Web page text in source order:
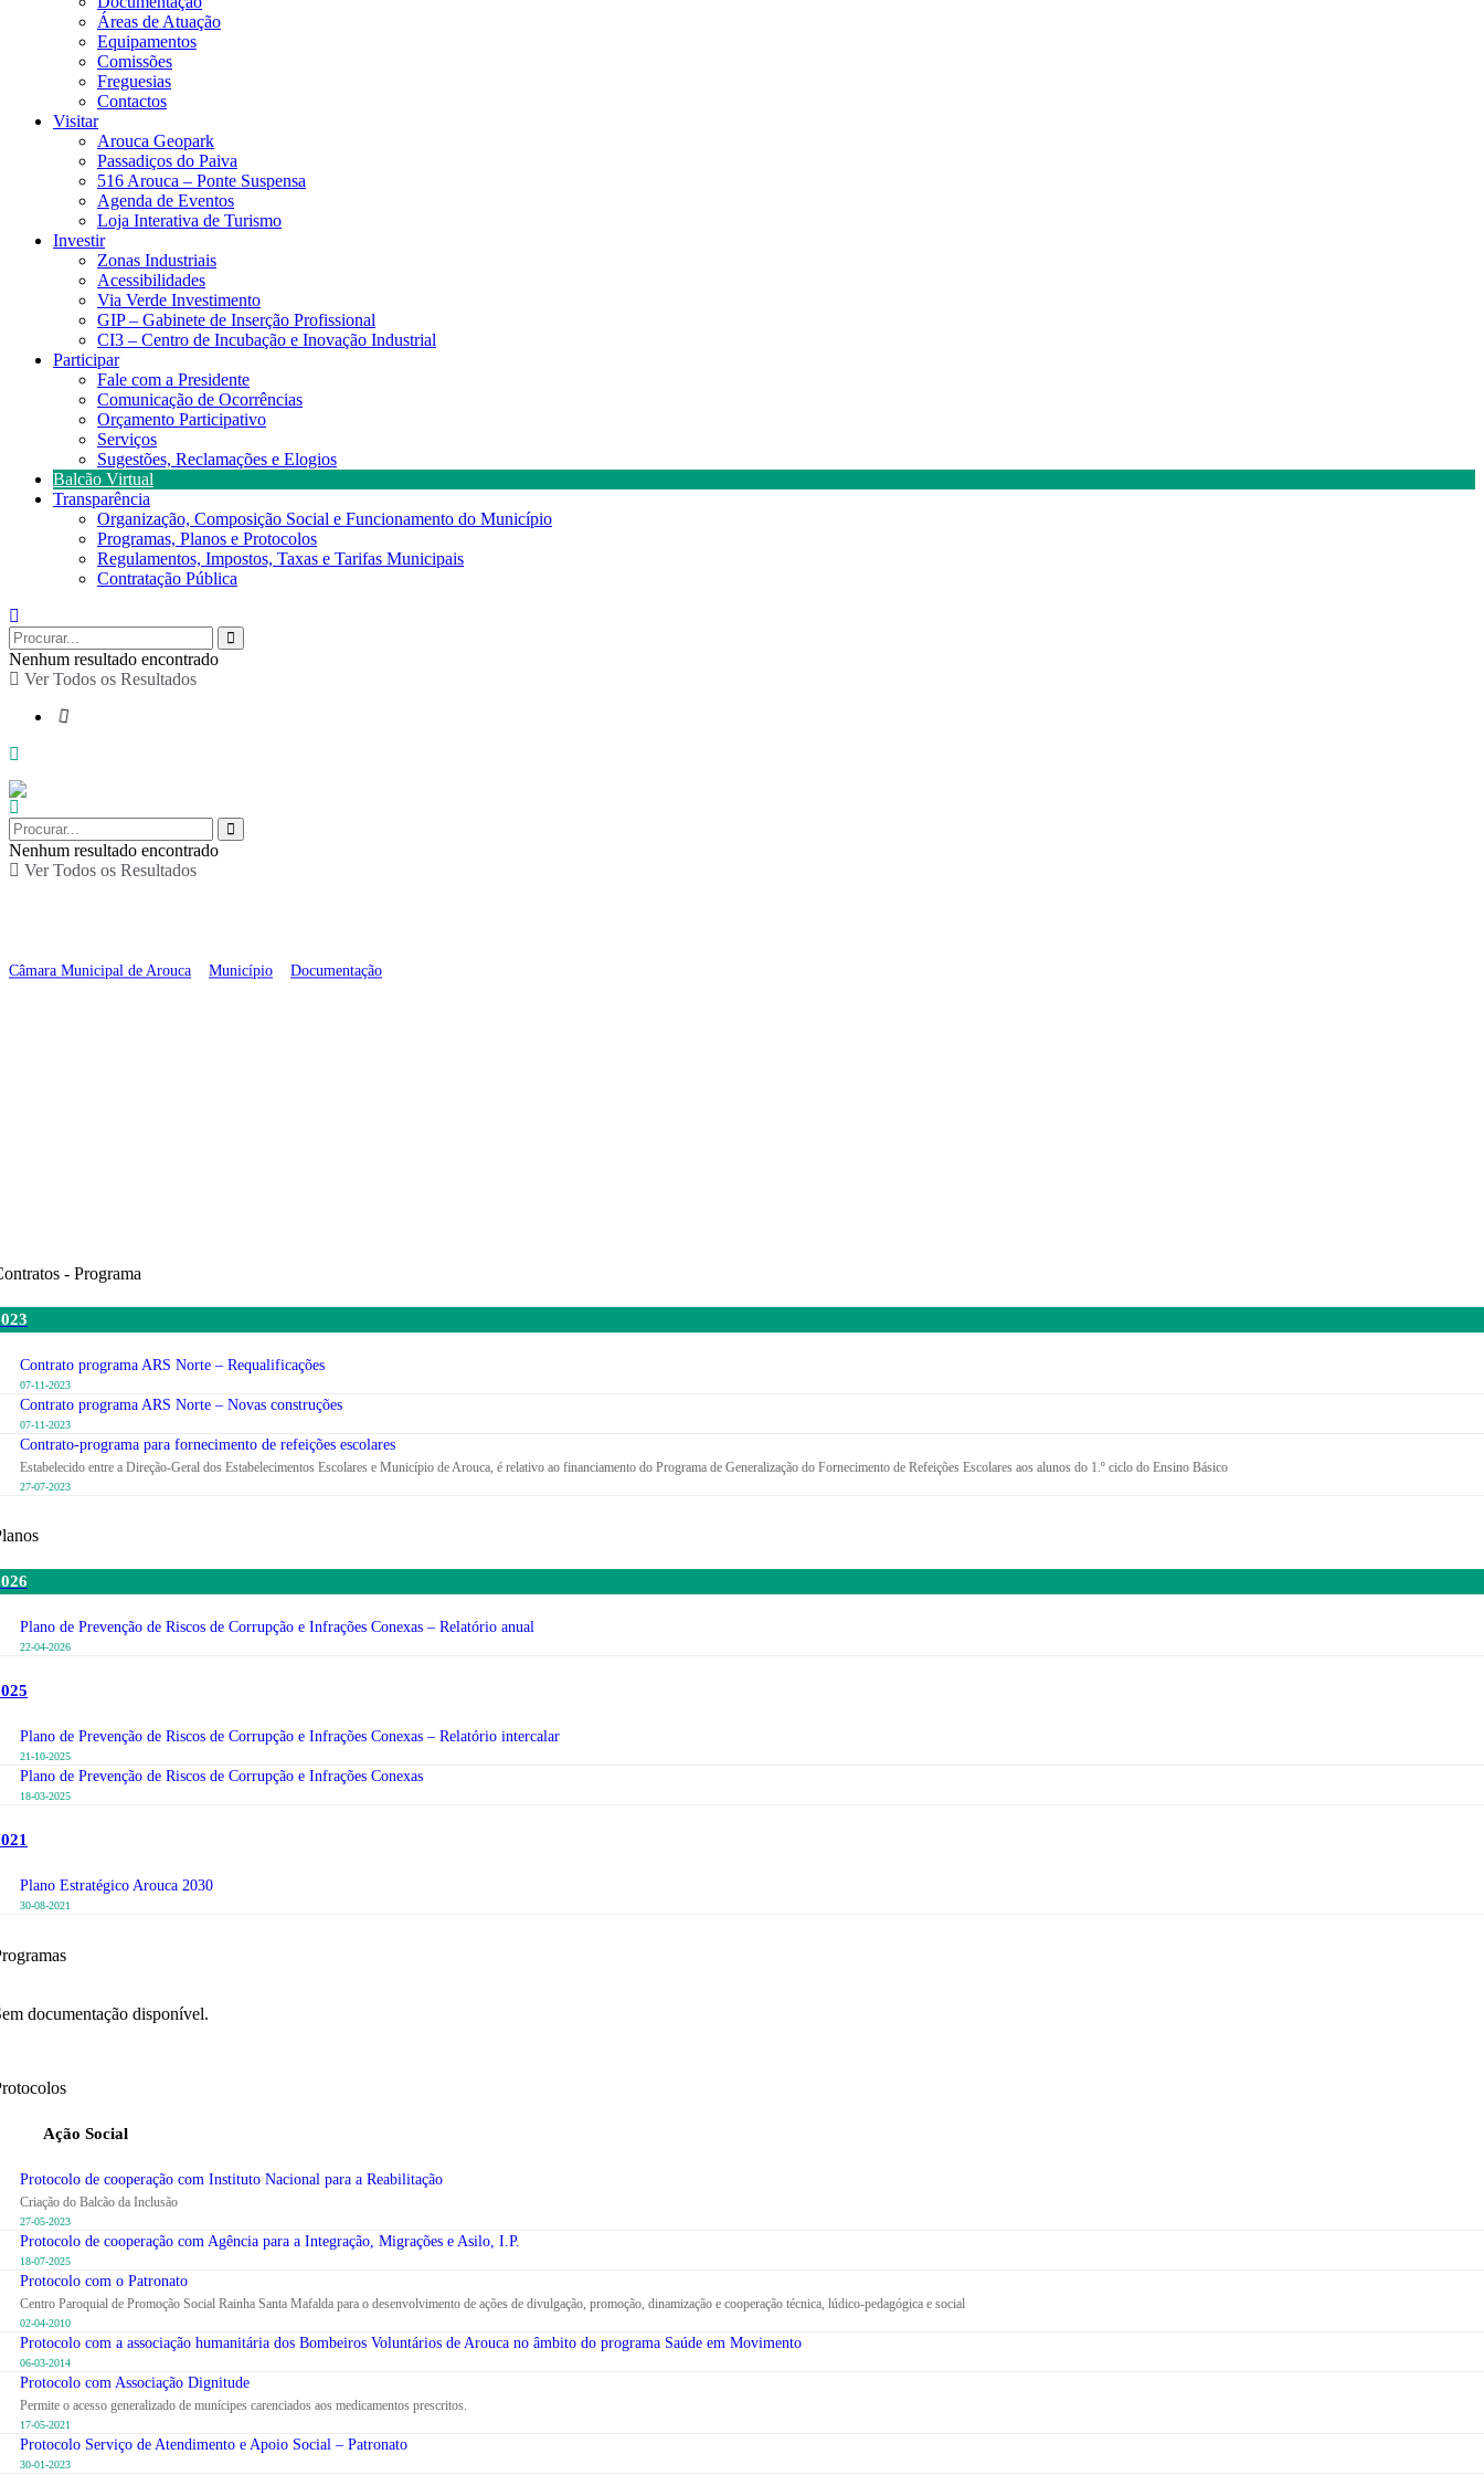
Áreas de Atuação
Equipamentos
Comissões
Freguesias
Contactos
Visitar
Arouca Geopark
Passadiços do Paiva
516 Arouca – Ponte Suspensa
Agenda de Eventos
Loja Interativa de Turismo
Investir
Zonas Industriais
Acessibilidades
Via Verde Investimento
GIP – Gabinete de Inserção Profissional
CI3 – Centro de Incubação e Inovação Industrial
Participar
Fale com a Presidente
Comunicação de Ocorrências
Orçamento Participativo
Serviços
Sugestões, Reclamações e Elogios
Balcão Virtual
Transparência
Organização, Composição Social e Funcionamento do Município
Programas, Planos e Protocolos
Regulamentos, Impostos, Taxas e Tarifas Municipais
Contratação Pública
Nenhum resultado encontrado
Ver Todos os Resultados
Nenhum resultado encontrado
Ver Todos os Resultados
Câmara Municipal de Arouca Município Documentação
- Programa
Contrato programa ARS Norte – Requalificações
07-11-2023
Contrato programa ARS Norte – Novas construções
07-11-2023
Contrato-programa para fornecimento de refeições escolares
Estabelecido entre a Direção-Geral dos Estabelecimentos Escolares e Município de Arouca, é relativo ao financiamento do Programa de Generalização do Fornecimento de Refeições Escolares aos alunos do 1.º ciclo do Ensino Básico
27-07-2023
Plano de Prevenção de Riscos de Corrupção e Infrações Conexas – Relatório anual
22-04-2026
Plano de Prevenção de Riscos de Corrupção e Infrações Conexas – Relatório intercalar
21-10-2025
Plano de Prevenção de Riscos de Corrupção e Infrações Conexas
18-03-2025
Plano Estratégico Arouca 2030
30-08-2021
documentação disponível.
Ação Social
Protocolo de cooperação com Instituto Nacional para a Reabilitação
Criação do Balcão da Inclusão
27-05-2023
Protocolo de cooperação com Agência para a Integração, Migrações e Asilo, I.P.
18-07-2025
Protocolo com o Patronato
Centro Paroquial de Promoção Social Rainha Santa Mafalda para o desenvolvimento de ações de divulgação, promoção, dinamização e cooperação técnica, lúdico-pedagógica e social
02-04-2010
Protocolo com a associação humanitária dos Bombeiros Voluntários de Arouca no âmbito do programa Saúde em Movimento
06-03-2014
Protocolo com Associação Dignitude
Permite o acesso generalizado de munícipes carenciados aos medicamentos prescritos.
17-05-2021
Protocolo Serviço de Atendimento e Apoio Social – Patronato
30-01-2023